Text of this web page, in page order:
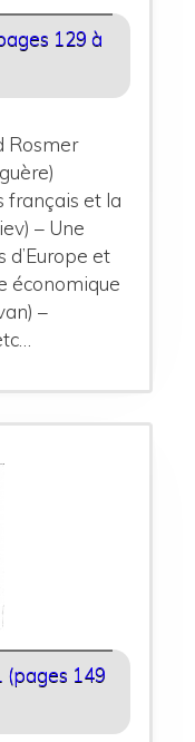
129 à
Rosmer
français et la
– Une
d’Europe et
économique
–
(pages 149